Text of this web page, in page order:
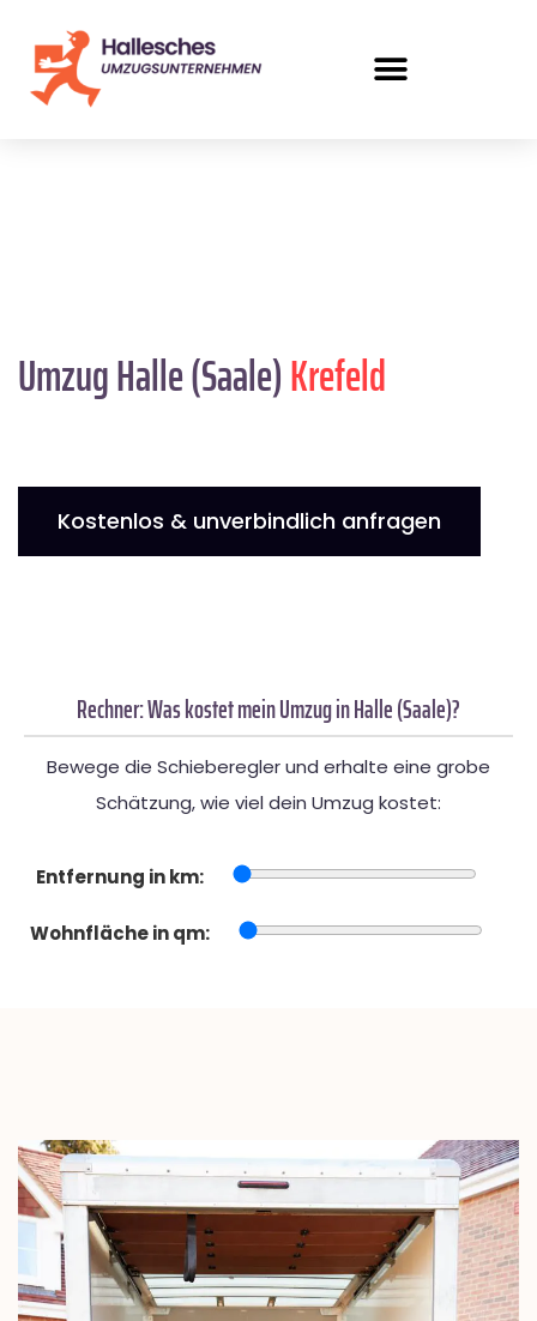
Umzug Halle (Saale)Krefeld
Kostenlos & unverbindlich anfragen
Rechner: Was kostet mein Umzug in Halle (Saale)?
Bewege die Schieberegler und erhalte eine grobe
Schätzung, wie viel dein Umzug kostet:
Entfernung in km:
Wohnfläche in qm: